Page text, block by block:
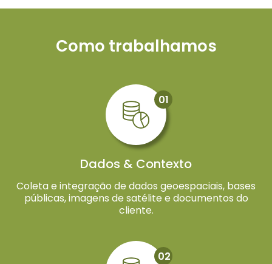
Como trabalhamos
01
Dados & Contexto
Coleta e integração de dados geoespaciais, bases
públicas, imagens de satélite e documentos do
cliente.
02